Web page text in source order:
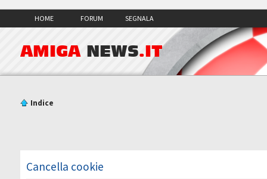
HOME FORUM SEGNALA
AMIGA NEWS.IT
Indice
Cancella cookie